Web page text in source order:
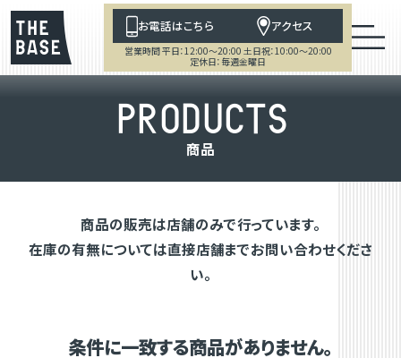
お電話はこちら アクセス
営業時間 平日：12:00～20:00 土日祝：10:00～20:00
定休日：毎週金曜日
PRODUCTS
商品
商品の販売は店舗のみで行っています。
在庫の有無については直接店舗までお問い合わせくださ
い。
条件に一致する商品がありません。